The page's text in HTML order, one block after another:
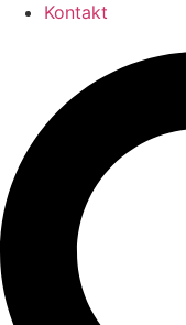
Kontakt